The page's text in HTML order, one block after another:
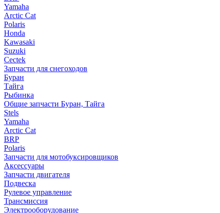
Yamaha
Arctic Cat
Polaris
Honda
Kawasaki
Suzuki
Cectek
Запчасти для снегоходов
Буран
Тайга
Рыбинка
Общие запчасти Буран, Тайга
Stels
Yamaha
Arctic Cat
BRP
Polaris
Запчасти для мотобуксировщиков
Аксессуары
Запчасти двигателя
Подвеска
Рулевое управление
Трансмиссия
Электрооборудование